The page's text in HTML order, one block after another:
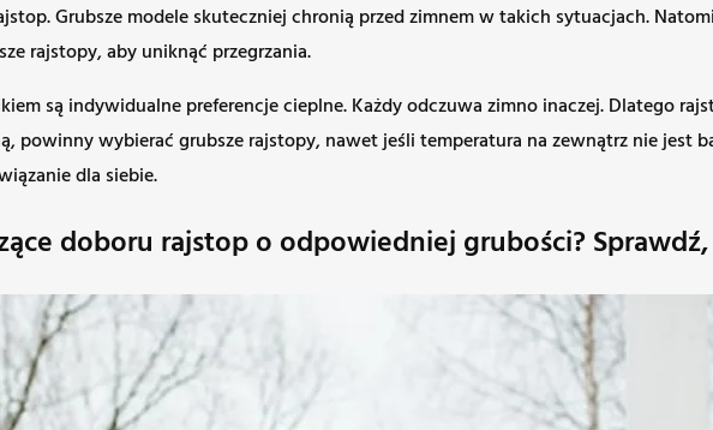
Grubsze modele skuteczniej chronią przed zimnem w takich sytuacjach.
rajstopy, aby uniknąć przegrzania.
są indywidualne preferencje cieplne. Każdy odczuwa zimno inaczej. Dlatego
powinny wybierać grubsze rajstopy, nawet jeśli temperatura na zewnątrz nie jest
dla siebie.
doboru rajstop o odpowiedniej grubości?